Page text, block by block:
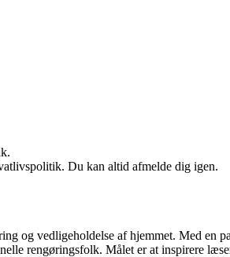
Du kan altid afmelde dig igen.
og vedligeholdelse af hjemmet. Med
rengøringsfolk. Målet er at inspirere